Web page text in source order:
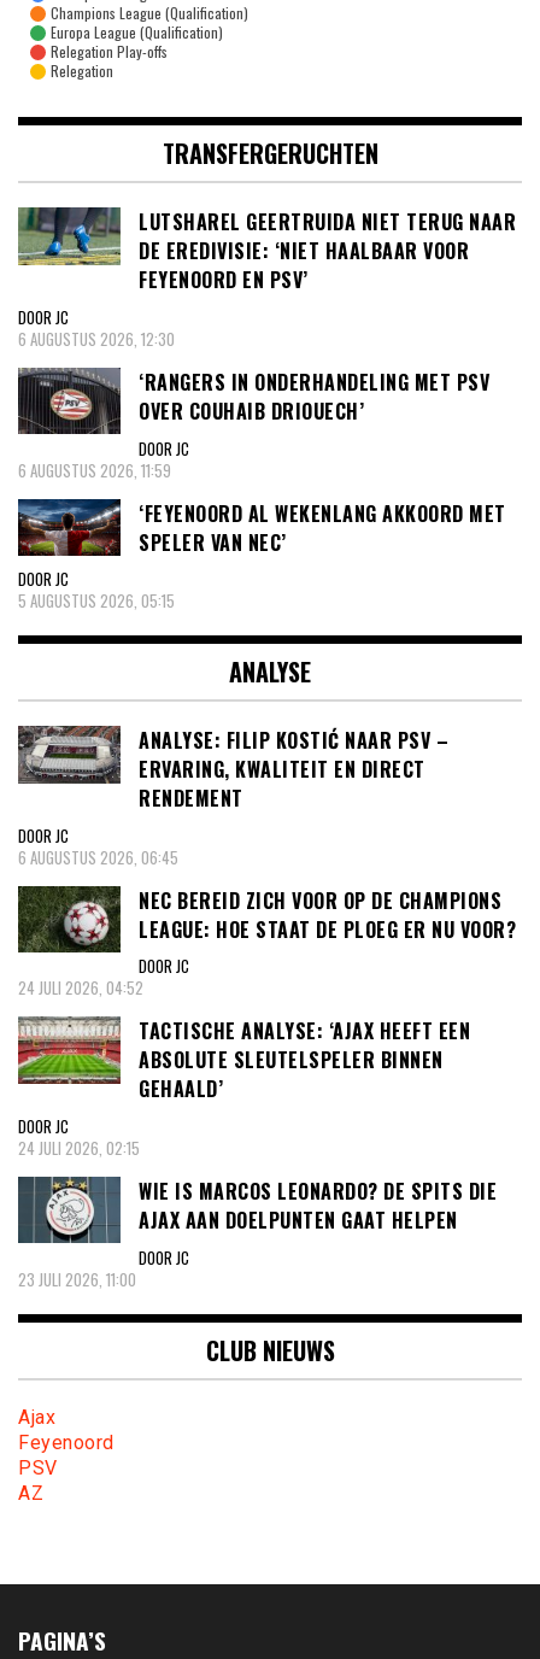
Champions League (Qualification)
Europa League (Qualification)
Relegation Play-offs
Relegation
TRANSFERGERUCHTEN
LUTSHAREL GEERTRUIDA NIET TERUG NAAR
DE EREDIVISIE: ‘NIET HAALBAAR VOOR
FEYENOORD EN PSV’
DOOR JC
6 AUGUSTUS 2026, 12:30
‘RANGERS IN ONDERHANDELING MET PSV
OVER COUHAIB DRIOUECH’
DOOR JC
6 AUGUSTUS 2026, 11:59
‘FEYENOORD AL WEKENLANG AKKOORD MET
SPELER VAN NEC’
DOOR JC
5 AUGUSTUS 2026, 05:15
ANALYSE
ANALYSE: FILIP KOSTIĆ NAAR PSV –
ERVARING, KWALITEIT EN DIRECT
RENDEMENT
DOOR JC
6 AUGUSTUS 2026, 06:45
NEC BEREID ZICH VOOR OP DE CHAMPIONS
LEAGUE: HOE STAAT DE PLOEG ER NU VOOR?
DOOR JC
24 JULI 2026, 04:52
TACTISCHE ANALYSE: ‘AJAX HEEFT EEN
ABSOLUTE SLEUTELSPELER BINNEN
GEHAALD’
DOOR JC
24 JULI 2026, 02:15
WIE IS MARCOS LEONARDO? DE SPITS DIE
AJAX AAN DOELPUNTEN GAAT HELPEN
DOOR JC
23 JULI 2026, 11:00
CLUB NIEUWS
Ajax
Feyenoord
PSV
AZ
PAGINA’S